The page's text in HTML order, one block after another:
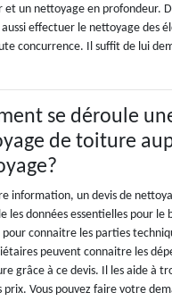
un nettoyage en profondeur.
effectuer le nettoyage des
concurrence. Il suffit de lui
se déroule
de toiture
information, un devis de
les données essentielles pour
pour connaitre les parties
peuvent connaitre les
grâce à ce devis. Il les aide à
prix. Vous pouvez faire votre